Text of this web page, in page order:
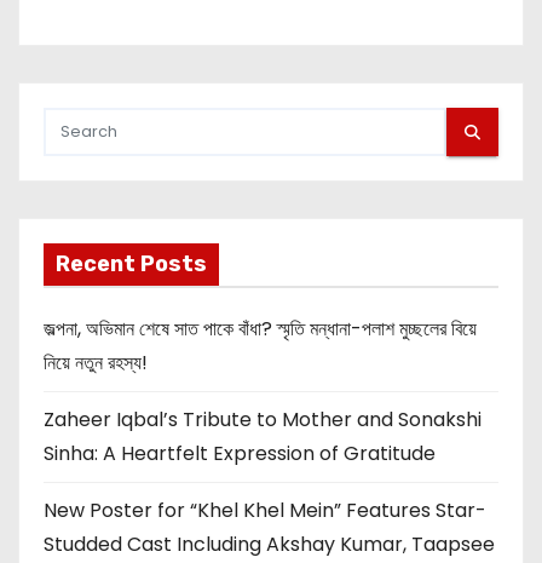
Recent Posts
জল্পনা, অভিমান শেষে সাত পাকে বাঁধা? স্মৃতি মন্ধানা-পলাশ মুচ্ছলের বিয়ে
নিয়ে নতুন রহস্য!
Zaheer Iqbal’s Tribute to Mother and Sonakshi
Sinha: A Heartfelt Expression of Gratitude
New Poster for “Khel Khel Mein” Features Star-
Studded Cast Including Akshay Kumar, Taapsee